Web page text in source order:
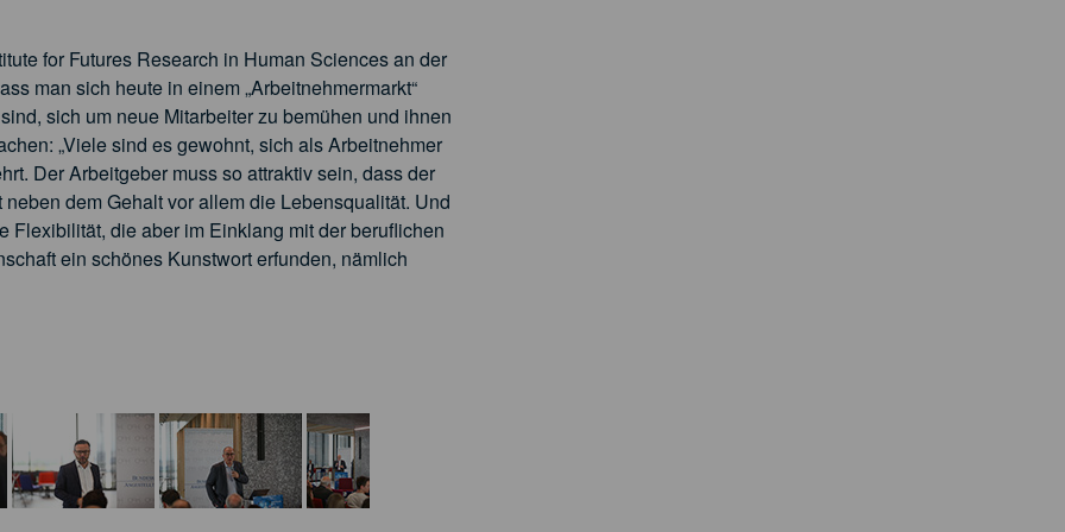
for Futures Research in Human Sciences an der
man sich heute in einem „Arbeitnehmermarkt“
sich um neue Mitarbeiter zu bemühen und ihnen
„Viele sind es gewohnt, sich als Arbeitnehmer
Der Arbeitgeber muss so attraktiv sein, dass der
dem Gehalt vor allem die Lebensqualität. Und
die aber im Einklang mit der beruflichen
ein schönes Kunstwort erfunden, nämlich